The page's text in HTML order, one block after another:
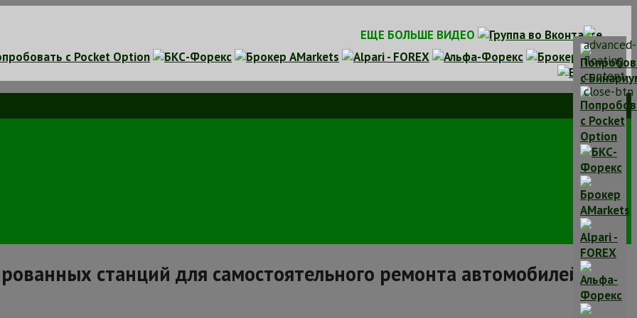
ЕЩЕ БОЛЬШЕ ВИДЕО
станций для самостоятельного ремонта автомобилей.